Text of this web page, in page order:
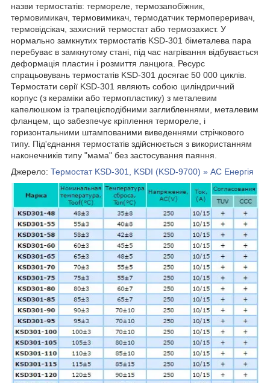
назви термостатів: термореле, термозапобіжник,
термовимикач, термовимикач, термодатчик термопереривач,
термовідсікач, захисний термостат або термозахист. У
нормально замкнутих термостатів KSD-301 біметалева пара
перебуває в замкнутому стані, під час нагрівання відбувається
деформація пластин і розмиття ланцюга. Ресурс
спрацьовувань термостатів KSD-301 досягає 50 000 циклів.
Термостати серії KSD-301 являють собою циліндричний
корпус (з кераміки або термопластику) з металевим
капелюшком із трапецієподібними заглибленнями, металевим
фланцем, що забезпечує кріплення термореле, і
горизонтальними штампованими виведеннями стрічкового
типу. Під'єднання термостатів здійснюється з використанням
наконечників типу "мама" без застосування паяння.
Джерело: Термостат KSD-301, KSDI (KSD-9700) » АС Енергія